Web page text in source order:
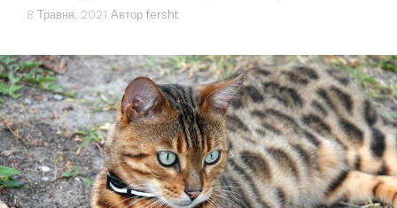
8 Травня, 2021 Автор fersht